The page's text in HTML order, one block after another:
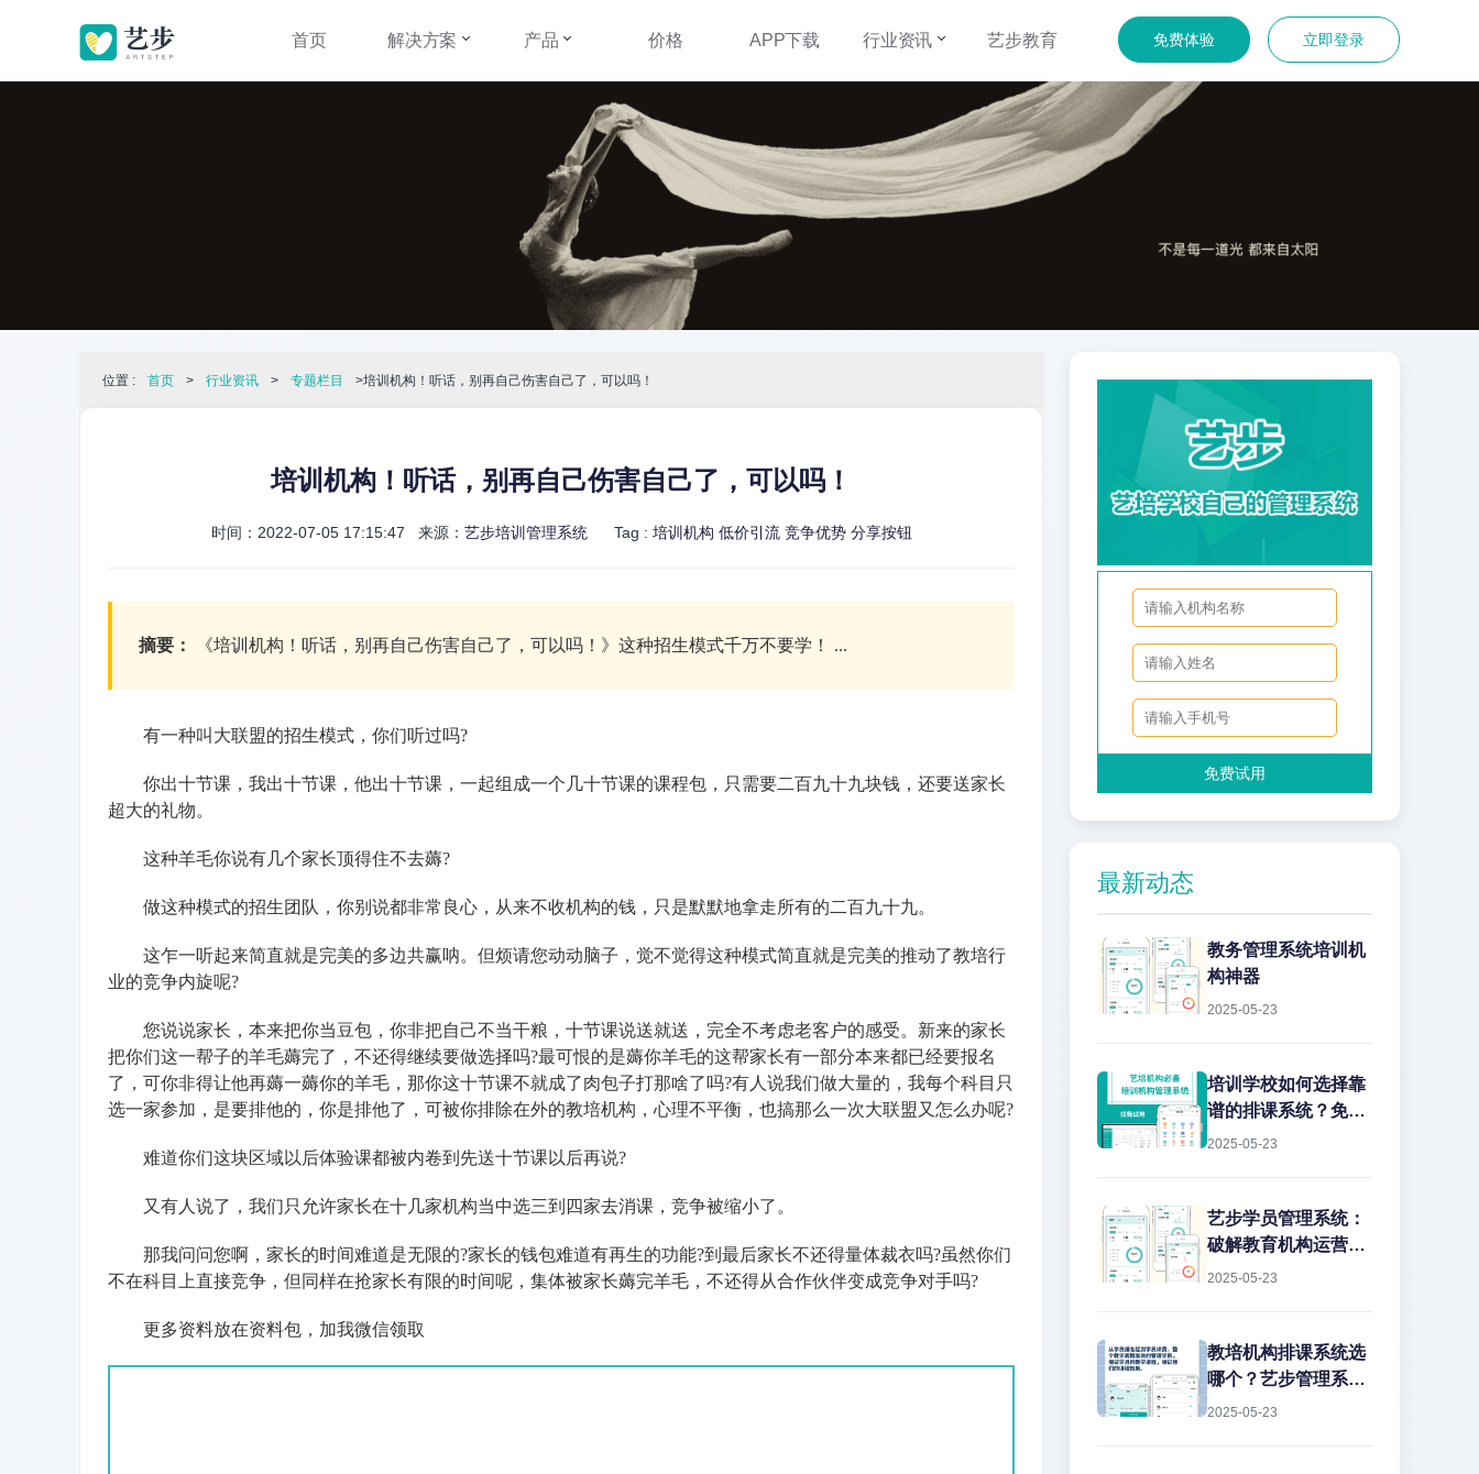
首页 解决方案 产品 价格 APP下载 行业资讯 艺步教育 免费体验 立即登录
位置 : 首页 > 行业资讯 > 专题栏目 >培训机构！听话，别再自己伤害自己了，可以吗！
培训机构！听话，别再自己伤害自己了，可以吗！
时间：2022-07-05 17:15:47 来源： 艺步培训管理系统Tag : 培训机构 低价引流 竞争优势 分享按钮
摘要： 《培训机构！听话，别再自己伤害自己了，可以吗！》这种招生模式千万不要学！ ...
有一种叫大联盟的招生模式，你们听过吗?
你出十节课，我出十节课，他出十节课，一起组成一个几十节课的课程包，只需要二百九十九块钱，还要送家长
超大的礼物。
这种羊毛你说有几个家长顶得住不去薅?
做这种模式的招生团队，你别说都非常良心，从来不收机构的钱，只是默默地拿走所有的二百九十九。
这乍一听起来简直就是完美的多边共赢呐。但烦请您动动脑子，觉不觉得这种模式简直就是完美的推动了教培行
业的竞争内旋呢?
您说说家长，本来把你当豆包，你非把自己不当干粮，十节课说送就送，完全不考虑老客户的感受。新来的家长
把你们这一帮子的羊毛薅完了，不还得继续要做选择吗?最可恨的是薅你羊毛的这帮家长有一部分本来都已经要报名
了，可你非得让他再薅一薅你的羊毛，那你这十节课不就成了肉包子打那啥了吗?有人说我们做大量的，我每个科目只
选一家参加，是要排他的，你是排他了，可被你排除在外的教培机构，心理不平衡，也搞那么一次大联盟又怎么办呢?
难道你们这块区域以后体验课都被内卷到先送十节课以后再说?
又有人说了，我们只允许家长在十几家机构当中选三到四家去消课，竞争被缩小了。
那我问问您啊，家长的时间难道是无限的?家长的钱包难道有再生的功能?到最后家长不还得量体裁衣吗?虽然你们
不在科目上直接竞争，但同样在抢家长有限的时间呢，集体被家长薅完羊毛，不还得从合作伙伴变成竞争对手吗?
更多资料放在资料包，加我微信领取
免费试用
最新动态
教务管理系统培训机
构神器
2025-05-23
培训学校如何选择靠
谱的排课系统？免费
版真的能用吗？
2025-05-23
艺步学员管理系统：
破解教育机构运营痛
点的智能解决方案
2025-05-23
教培机构排课系统选
哪个？艺步管理系统
深度解析作为教培行
2025-05-23